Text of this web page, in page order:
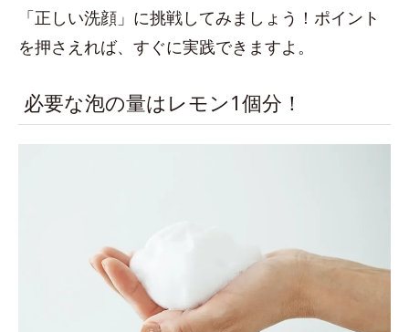
「正しい洗顔」に挑戦してみましょう！ポイント
を押さえれば、すぐに実践できますよ。
必要な泡の量はレモン1個分！